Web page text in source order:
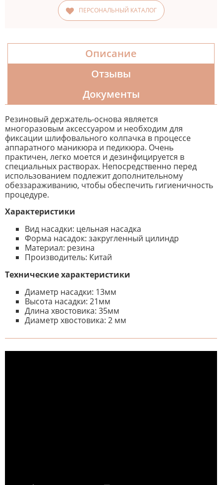
ПЕРСОНАЛЬНЫЙ КАТАЛОГ
Описание
Отзывы
Документы
Резиновый держатель-основа является
многоразовым аксессуаром и необходим для
фиксации шлифовального колпачка в процессе
аппаратного маникюра и педикюра. Очень
практичен, легко моется и дезинфицируется в
специальных растворах. Непосредственно перед
использованием подлежит дополнительному
обеззараживанию, чтобы обеспечить гигиеничность
процедуре.
Характеристики
Вид насадки: цельная насадка
Форма насадок: закругленный цилиндр
Материал: резина
Производитель: Китай
Технические характеристики
Диаметр насадки: 13мм
Высота насадки: 21мм
Длина хвостовика: 35мм
Диаметр хвостовика: 2 мм
К настоящему времени нет
Будьте первым, кто напишет